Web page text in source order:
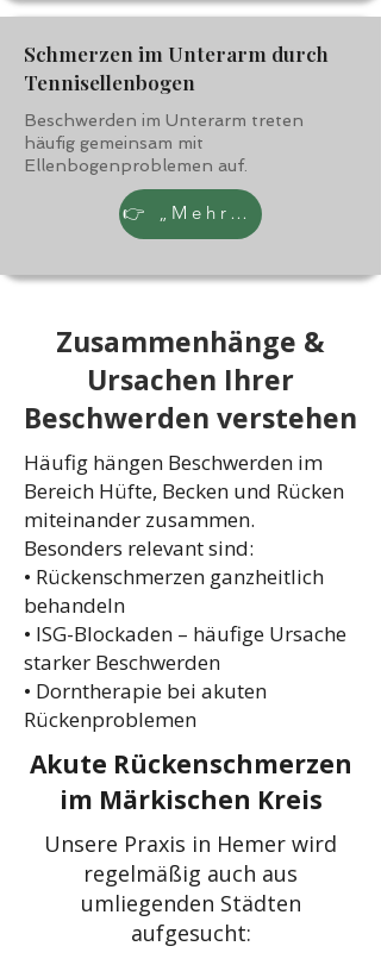
Schmerzen im Unterarm durch
Tennisellenbogen
Beschwerden im Unterarm treten
häufig gemeinsam mit
Ellenbogenproblemen auf.
👉 „Mehr erfahren“
Zusammenhänge &
Ursachen Ihrer
Beschwerden verstehen
Häufig hängen Beschwerden im
Bereich Hüfte, Becken und Rücken
miteinander zusammen.
Besonders relevant sind:
• Rückenschmerzen ganzheitlich
behandeln
• ISG-Blockaden – häufige Ursache
starker Beschwerden
• Dorntherapie bei akuten
Rückenproblemen
Akute Rückenschmerzen
im Märkischen Kreis
Unsere Praxis in Hemer wird
regelmäßig auch aus
umliegenden Städten
aufgesucht: